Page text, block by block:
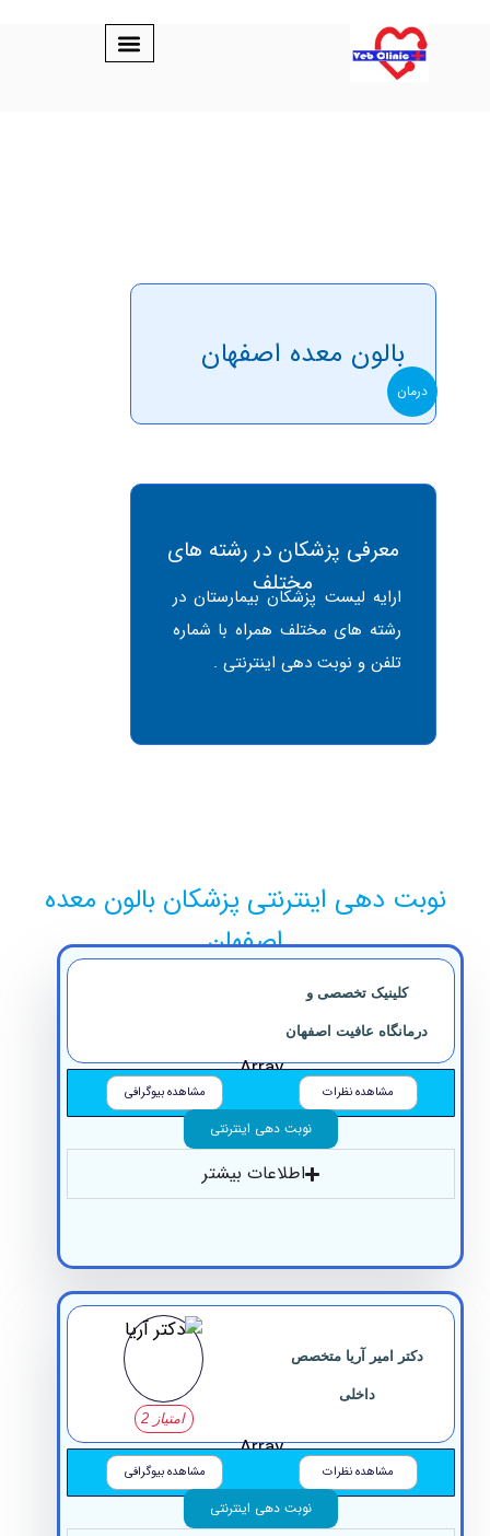
بالون معده اصفهان
معرفی پزشکان در رشته های
مختلف
ارایه لیست پزشکان بیمارستان در
رشته های مختلف همراه با شماره
تلفن و نوبت دهی اینترنتی .
دهی اینترنتی پزشکان بالون معده
اصفهان
کلینیک تخصصی و
درمانگاه عافیت اصفهان
Array
مشاهده نظرات مشاهده بیوگرافی
نوبت دهی اینترنتی
اطلاعات بیشتر
دکتر امیر آریا متخصص
Array
مشاهده نظرات مشاهده بیوگرافی
نوبت دهی اینترنتی